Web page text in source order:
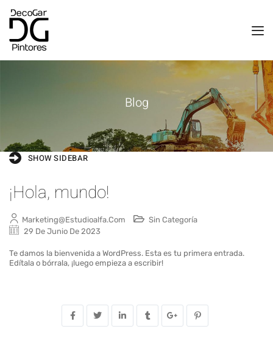
Blog
SHOW SIDEBAR
¡Hola, mundo!
Marketing@estudioalfa.com
Sin Categoría
29 De Junio De 2023
Te damos la bienvenida a WordPress. Esta es tu primera entrada.
Edítala o bórrala, ¡luego empieza a escribir!